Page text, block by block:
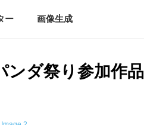
ー 画像生成
ンダ祭り参加作品